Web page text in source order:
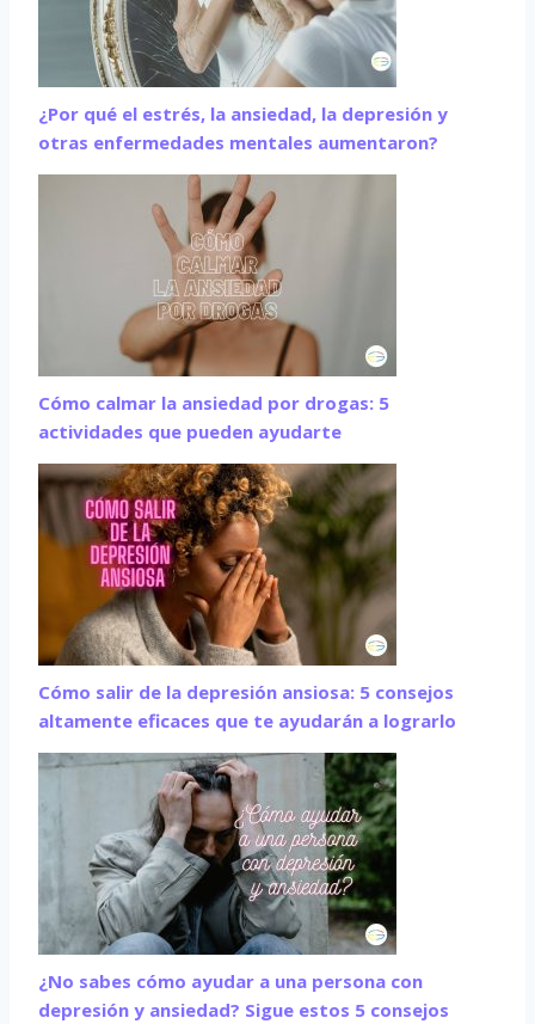
¿Por qué el estrés, la ansiedad, la depresión y
otras enfermedades mentales aumentaron?
Cómo calmar la ansiedad por drogas: 5
actividades que pueden ayudarte
Cómo salir de la depresión ansiosa: 5 consejos
altamente eficaces que te ayudarán a lograrlo
¿No sabes cómo ayudar a una persona con
depresión y ansiedad? Sigue estos 5 consejos